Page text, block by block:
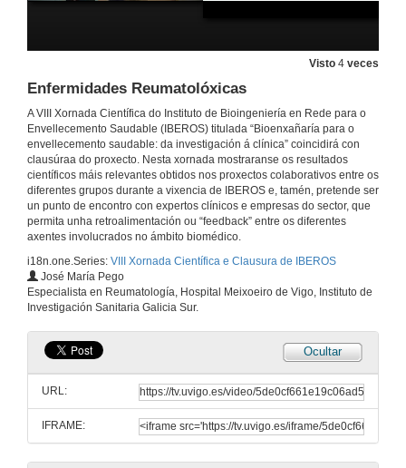
Visto 4 veces
Enfermidades Reumatolóxicas
A VIII Xornada Científica do Instituto de Bioingeniería en Rede para o
Envellecemento Saudable (IBEROS) titulada “Bioenxañaría para o
envellecemento saudable: da investigación á clínica” coincidirá con
clausúraa do proxecto. Nesta xornada mostraranse os resultados
científicos máis relevantes obtidos nos proxectos colaborativos entre os
diferentes grupos durante a vixencia de IBEROS e, tamén, pretende ser
un punto de encontro con expertos clínicos e empresas do sector, que
permita unha retroalimentación ou “feedback” entre os diferentes
axentes involucrados no ámbito biomédico.
i18n.one.Series: VIII Xornada Científica e Clausura de IBEROS
José María Pego
Especialista en Reumatología, Hospital Meixoeiro de Vigo, Instituto de
Investigación Sanitaria Galicia Sur.
Ocultar
URL:
IFRAME:
Advanced drug delivery systems for regenerative medicine
7 de out. de 2019
BioMark Sensor Research
7 de out. de 2019
Grupos Team Nano Tech / Química Coloidal
7 de out. de 2019